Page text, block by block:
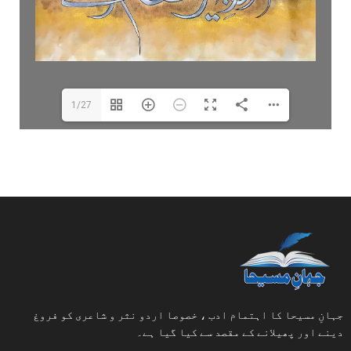
1/27
جہانِ مسیحا کا اہتمام ادب ، خصوصا اردو نثر و شاعری کو فروغ
دینے اور پھیلانے کے مقصد سے کیا گیا ہے۔